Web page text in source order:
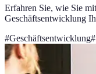
Erfahren Sie, wie Sie
Geschäftsentwicklung
#Geschäftsentwicklung#